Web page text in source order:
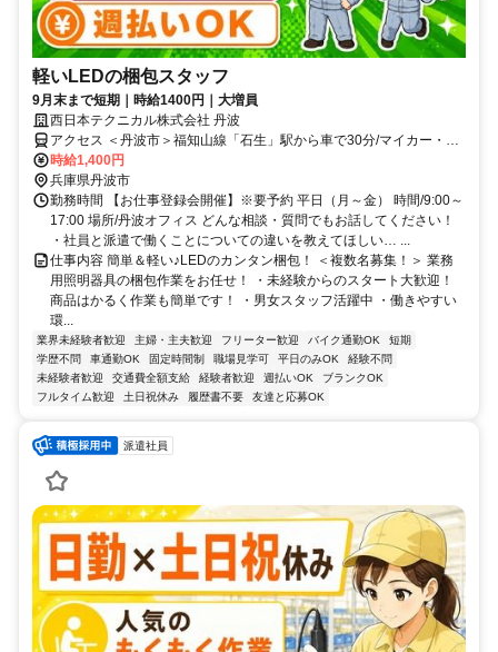
軽いLEDの梱包スタッフ
9月末まで短期｜時給1400円｜大増員
西日本テクニカル株式会社 丹波
アクセス ＜丹波市＞福知山線「石生」駅から車で30分/マイカー・バ
イク通勤OK
時給1,400円
兵庫県丹波市
勤務時間 【お仕事登録会開催】※要予約 平日（月～金） 時間/9:00～
17:00 場所/丹波オフィス どんな相談・質問でもお話してください！
・社員と派遣で働くことについての違いを教えてほしい… ...
仕事内容 簡単＆軽い♪LEDのカンタン梱包！ ＜複数名募集！＞ 業務
用照明器具の梱包作業をお任せ！ ・未経験からのスタート大歓迎！
商品はかるく作業も簡単です！ ・男女スタッフ活躍中 ・働きやすい
環...
業界未経験者歓迎 主婦・主夫歓迎 フリーター歓迎 バイク通勤OK
短期
学歴不問
車通勤OK 固定時間制 職場見学可 平日のみOK
経験不問
未経験者歓迎
交通費全額支給 経験者歓迎 週払いOK
ブランクOK
フルタイム歓迎
土日祝休み 履歴書不要 友達と応募OK
派遣社員